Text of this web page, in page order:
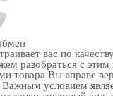
вас по
разобраться с
товара Вы вправе
условием